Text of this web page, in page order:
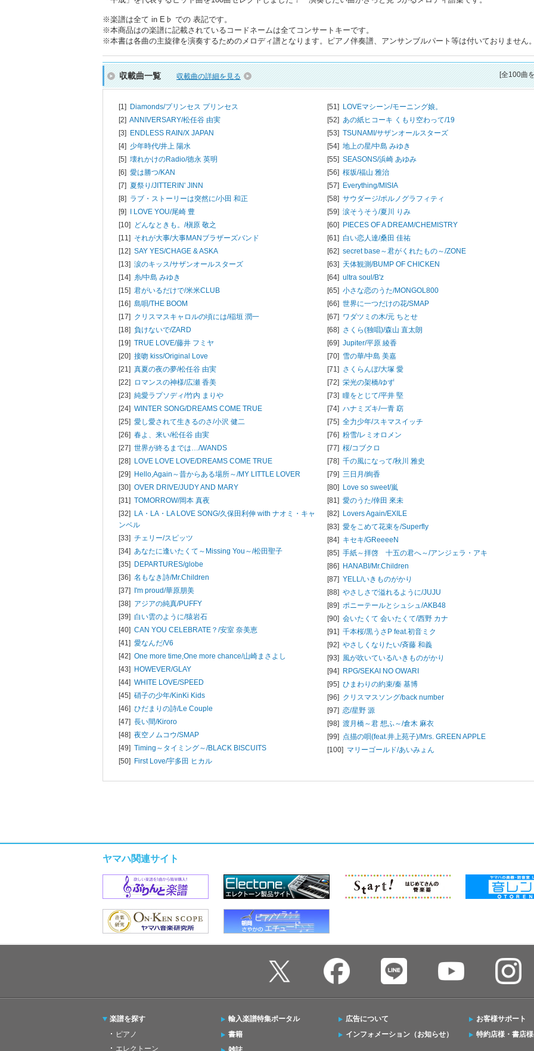
※楽譜は全て in E♭ での 表記です。
※本商品はの楽譜に記載されているコードネームは全てコンサートキーです。
※本書は各曲の主旋律を演奏するためのメロディ譜となります。ピアノ伴奏譜、アンサンブルパート等は付いておりません。
収載曲一覧 収載曲の詳細を見る [全100曲
[1] Diamonds/プリンセス プリンセス
[2] ANNIVERSARY/松任谷 由実
[3] ENDLESS RAIN/X JAPAN
[4] 少年時代/井上 陽水
[5] 壊れかけのRadio/徳永 英明
[6] 愛は勝つ/KAN
[7] 夏祭り/JITTERIN' JINN
[8] ラブ・ストーリーは突然に/小田 和正
[9] I LOVE YOU/尾崎 豊
[10] どんなときも。/槇原 敬之
[11] それが大事/大事MANブラザーズバンド
[12] SAY YES/CHAGE & ASKA
[13] 涙のキッス/サザンオールスターズ
[14] 糸/中島 みゆき
[15] 君がいるだけで/米米CLUB
[16] 島唄/THE BOOM
[17] クリスマスキャロルの頃には/稲垣 潤一
[18] 負けないで/ZARD
[19] TRUE LOVE/藤井 フミヤ
[20] 接吻 kiss/Original Love
[21] 真夏の夜の夢/松任谷 由実
[22] ロマンスの神様/広瀬 香美
[23] 純愛ラプソディ/竹内 まりや
[24] WINTER SONG/DREAMS COME TRUE
[25] 愛し愛されて生きるのさ/小沢 健二
[26] 春よ、来い/松任谷 由実
[27] 世界が終るまでは…/WANDS
[28] LOVE LOVE LOVE/DREAMS COME TRUE
[29] Hello,Again～昔からある場所～/MY LITTLE LOVER
[30] OVER DRIVE/JUDY AND MARY
[31] TOMORROW/岡本 真夜
[32] LA・LA・LA LOVE SONG/久保田利伸 with ナオミ・キャ
ンベル
[33] チェリー/スピッツ
[34] あなたに逢いたくて～Missing You～/松田聖子
[35] DEPARTURES/globe
[36] 名もなき詩/Mr.Children
[37] I'm proud/華原朋美
[38] アジアの純真/PUFFY
[39] 白い雲のように/猿岩石
[40] CAN YOU CELEBRATE？/安室 奈美恵
[41] 愛なんだ/V6
[42] One more time,One more chance/山崎まさよし
[43] HOWEVER/GLAY
[44] WHITE LOVE/SPEED
[45] 硝子の少年/KinKi Kids
[46] ひだまりの詩/Le Couple
[47] 長い間/Kiroro
[48] 夜空ノムコウ/SMAP
[49] Timing～タイミング～/BLACK BISCUITS
[50] First Love/宇多田 ヒカル
[51] LOVEマシーン/モーニング娘。
[52] あの紙ヒコーキ くもり空わって/19
[53] TSUNAMI/サザンオールスターズ
[54] 地上の星/中島 みゆき
[55] SEASONS/浜崎 あゆみ
[56] 桜坂/福山 雅治
[57] Everything/MISIA
[58] サウダージ/ポルノグラフィティ
[59] 涙そうそう/夏川 りみ
[60] PIECES OF A DREAM/CHEMISTRY
[61] 白い恋人達/桑田 佳祐
[62] secret base～君がくれたもの～/ZONE
[63] 天体観測/BUMP OF CHICKEN
[64] ultra soul/B'z
[65] 小さな恋のうた/MONGOL800
[66] 世界に一つだけの花/SMAP
[67] ワダツミの木/元 ちとせ
[68] さくら(独唱)/森山 直太朗
[69] Jupiter/平原 綾香
[70] 雪の華/中島 美嘉
[71] さくらんぼ/大塚 愛
[72] 栄光の架橋/ゆず
[73] 瞳をとじて/平井 堅
[74] ハナミズキ/一青 窈
[75] 全力少年/スキマスイッチ
[76] 粉雪/レミオロメン
[77] 桜/コブクロ
[78] 千の風になって/秋川 雅史
[79] 三日月/絢香
[80] Love so sweet/嵐
[81] 愛のうた/倖田 來未
[82] Lovers Again/EXILE
[83] 愛をこめて花束を/Superfly
[84] キセキ/GReeeeN
[85] 手紙～拝啓 十五の君へ～/アンジェラ・アキ
[86] HANABI/Mr.Children
[87] YELL/いきものがかり
[88] やさしさで溢れるように/JUJU
[89] ポニーテールとシュシュ/AKB48
[90] 会いたくて 会いたくて/西野 カナ
[91] 千本桜/黒うさP feat.初音ミク
[92] やさしくなりたい/斉藤 和義
[93] 風が吹いている/いきものがかり
[94] RPG/SEKAI NO OWARI
[95] ひまわりの約束/秦 基博
[96] クリスマスソング/back number
[97] 恋/星野 源
[98] 渡月橋～君 想ふ～/倉木 麻衣
[99] 点描の唄(feat.井上苑子)/Mrs. GREEN APPLE
[100] マリーゴールド/あいみょん
ヤマハ関連サイト
楽譜を探す
ピアノ
エレクトーン
輸入楽譜特集ポータル
書籍
広告について
インフォメーション（お知らせ）
お客様サポート
特約店様・書店